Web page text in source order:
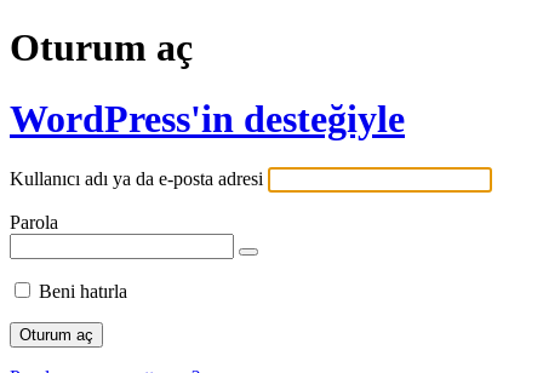
Oturum aç
WordPress'in desteğiyle
Kullanıcı adı ya da e-posta adresi
Parola
Beni hatırla